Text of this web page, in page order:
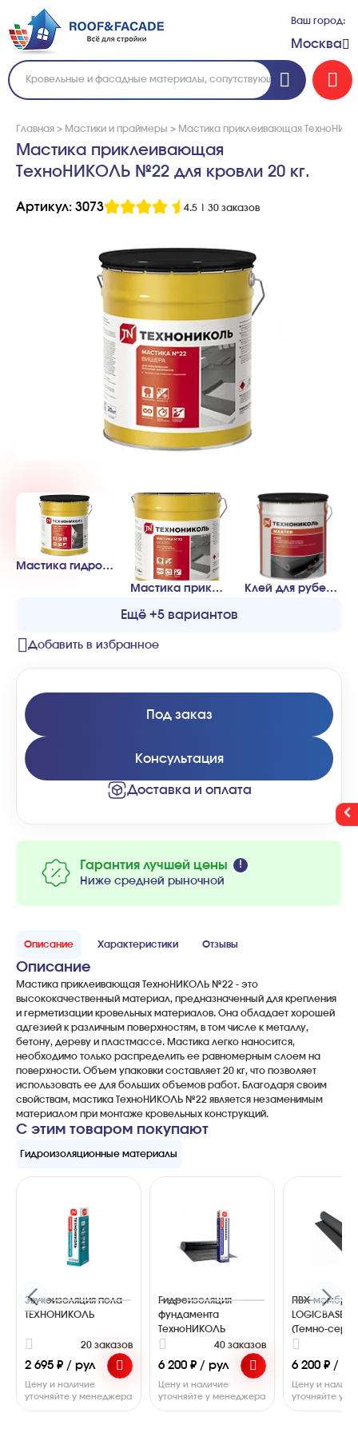
Ваш город:
Москва
Главная > Мастики и праймеры > Мастика приклеивающая
Мастика приклеивающая
ТехноНИКОЛЬ №22 для кровли 20 кг.
Артикул: 3073 4.5 30 заказов
Мастика гидроизоляционная ТехноНИКОЛЬ №24 (МГТН)
Мастика приклеивающая Технониколь №22 Вишера 20кг (ведро) Клей для рубероида Технониколь 10кг (металлическое ведро)
Ещё +5 вариантов
Добавить в избранное
Гарантия лучшей цены
Ниже средней рыночной
Под заказ
Консультация
Доставка и оплата
Описание Характеристики Отзывы
Описание
Мастика приклеивающая ТехноНИКОЛЬ №22 - это
высококачественный материал, предназначенный для крепления
и герметизации кровельных материалов. Она обладает хорошей
адгезией к различным поверхностям, в том числе к металлу,
бетону, дереву и пластмассе. Мастика легко наносится,
необходимо только распределить ее равномерным слоем на
поверхности. Объем упаковки составляет 20 кг, что позволяет
использовать ее для больших объемов работ. Благодаря своим
свойствам, мастика ТехноНИКОЛЬ №22 является незаменимым
материалом при монтаже кровельных конструкций.
С этим товаром покупают
Гидроизоляционные материалы
Звукоизоляция пола
ТЕХНОНИКОЛЬ
20 заказов
2 695 ₽ / рул
Цену и наличие
уточняйте у менеджера
Гидроизоляция
фундамента
ТехноНИКОЛЬ
40 заказов
6 200 ₽ / рул
Цену и наличие
уточняйте у менеджера
ПВХ-
LOGICBASE
(Темно-
6 200 ₽ /
Цену и
уточняйте у